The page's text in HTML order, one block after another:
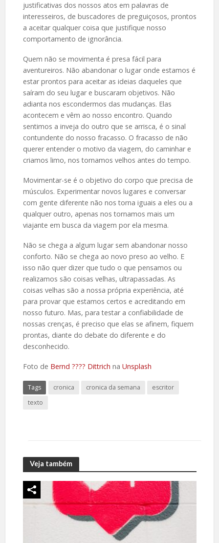
justificativas dos nossos atos em palavras de
interesseiros, de buscadores de preguiçosos, prontos
a aceitar qualquer coisa que justifique nosso
comportamento de ignorância.
Quem não se movimenta é presa fácil para
aventureiros. Não abandonar o lugar onde estamos é
estar prontos para aceitar as ideias daqueles que
saíram do seu lugar e buscaram objetivos. Não
adianta nos escondermos das mudanças. Elas
acontecem e vêm ao nosso encontro. Quando
sentimos a inveja do outro que se arrisca, é o sinal
contundente do nosso fracasso. O fracasso de não
querer entender o motivo da viagem, do caminhar e
criamos limo, nos tornamos velhos antes do tempo.
Movimentar-se é o objetivo do corpo que precisa de
músculos. Experimentar novos lugares e conversar
com gente diferente não nos torna iguais a eles ou a
qualquer outro, apenas nos tornamos mais um
viajante em busca da viagem por ela mesma.
Não se chega a algum lugar sem abandonar nosso
conforto. Não se chega ao novo preso ao velho. E
isso não quer dizer que tudo o que pensamos ou
realizamos são coisas velhas, ultrapassadas. As
coisas velhas são a nossa própria experiência, até
para provar que estamos certos e acreditando em
nosso futuro. Mas, para testar a confiabilidade de
nossas crenças, é preciso que elas se afinem, fiquem
prontas, diante do debate do diferente e do
desconhecido.
Foto de Bernd ???? Dittrich na Unsplash
Tags cronica cronica da semana
escritor
texto
Veja também